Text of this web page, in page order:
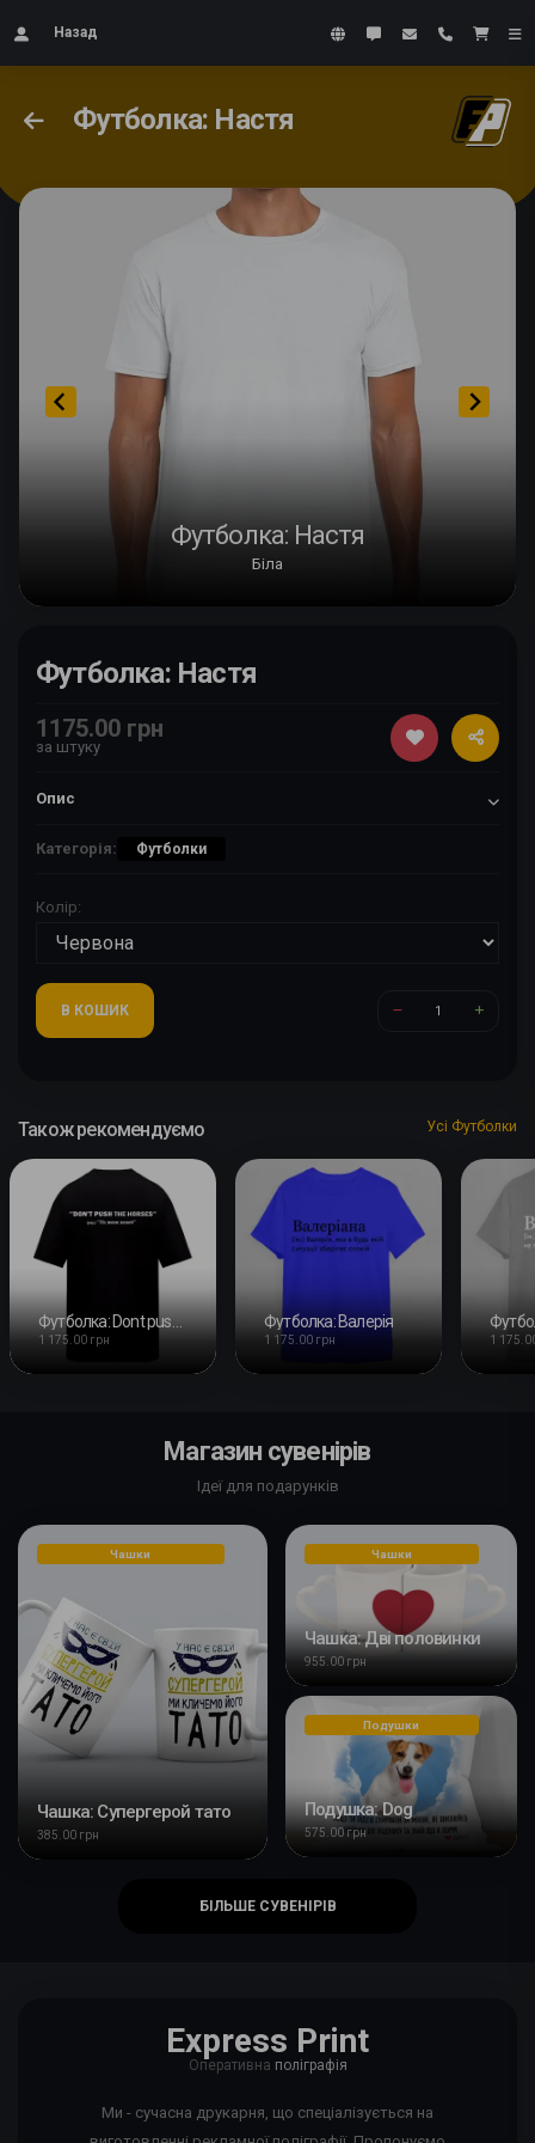
Назад
Футболка: Настя
Футболка: Настя
Біла
Футболка: Настя
1175.00 грн
за штуку
Опис
Категорія: Футболки
Колір:
В КОШИК
Також рекомендуємо Усі Футболки
1 175.00 грн
Футболка: Валерія
1 175.00 грн 1
Магазин сувенірів
Ідеї для подарунків
Чашки
Чашка: Супергерой тато
385.00 грн
Чашки
Чашка: Дві половинки
955.00 грн
Подушки
Подушка: Dog
575.00 грн
БІЛЬШЕ СУВЕНІРІВ
Express Print
Оперативна поліграфія
Ми - сучасна друкарня, що спеціалізується на